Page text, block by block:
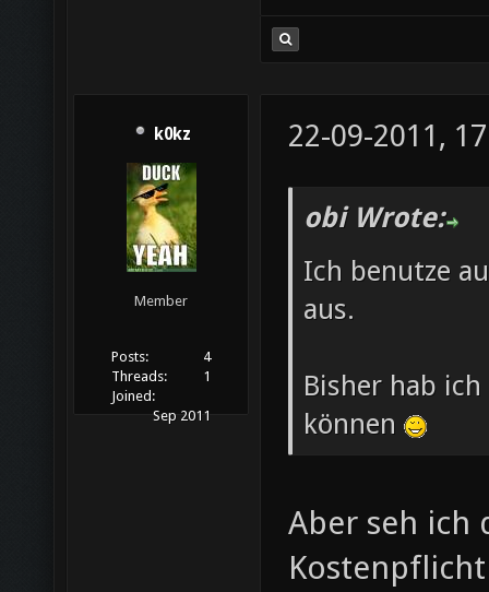
k0kz
Member
Posts:
4
Threads:
1
Joined:
Sep 2011
22-09-2011,
obi Wrote:
Ich benutze
aus.
Bisher hab
können
Aber seh ich